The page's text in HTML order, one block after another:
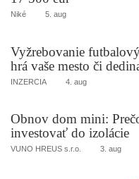
Niké 5. aug
Vyžrebovanie
hrá vaše mesto či
INZERCIA 4. aug
Obnov dom mini:
investovať do izolácie
VUNO HREUS s.r.o. 3. aug